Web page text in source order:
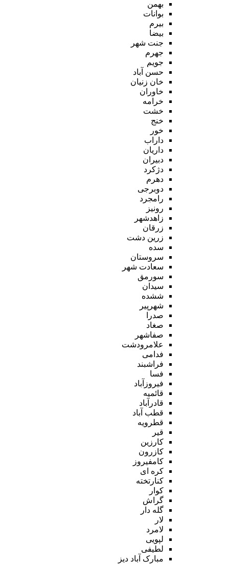
بهمن
بوانات
بیرم
بیضا
جنت شهر
جهرم
جویم
حسن آباد
خان زنیان
خاوران
خرامه
خشت
خنج
خور
داراب
داریان
دبیران
دژکرد
دهرم
دوبرجی
رامجرد
رونیز
زاهدشهر
زرقان
زرین دشت
سده
سروستان
سعادت شهر
سورمق
سیدان
ششده
شهرپیر
صدرا
صغاد
صفاشهر
علامرودشت
فدامی
فراشبند
فسا
فیروزآباد
قائمیه
قادرآباد
قطب آباد
قطرویه
قیر
کارزین
کازرون
کامفیروز
کره ای
کنارتخته
کوار
گراش
گله دار
لار
لامرد
لپویی
لطیفی
مبارک آباد دیز